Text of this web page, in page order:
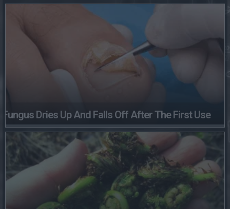
Fungus Dries Up And Falls Off After The First Use